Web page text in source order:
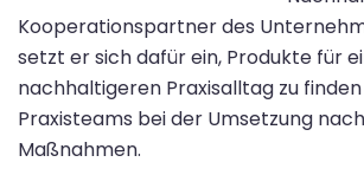
Kooperationspartner des
setzt er sich dafür ein, Produkte für
nachhaltigeren Praxisalltag zu
Praxisteams bei der Umsetzung
Maßnahmen.